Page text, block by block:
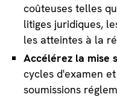
coûteuses telles
litiges juridiques,
les atteintes à la
Accélérez la mise
cycles d'examen
soumissions